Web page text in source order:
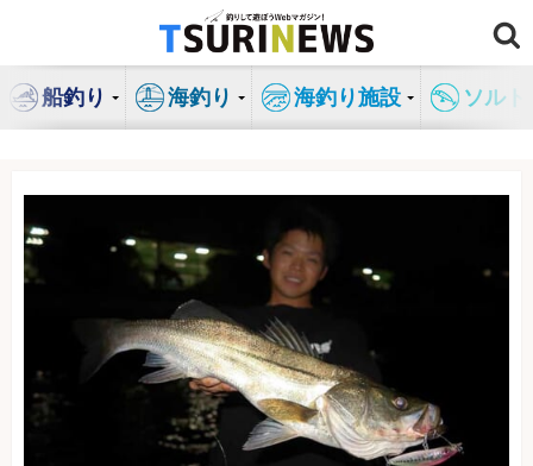
ン
船釣り 海釣り 海釣り施設 ソル